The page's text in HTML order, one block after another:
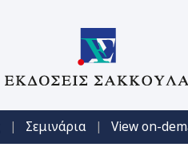
| Σεμινάρια | View on-